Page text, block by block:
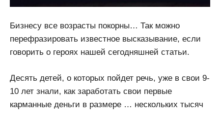
Бизнесу все возрасты покорны… Так можно
перефразировать известное высказывание, если
говорить о героях нашей сегодняшней статьи.
Десять детей, о которых пойдет речь, уже в свои 9-
10 лет знали, как заработать свои первые
карманные деньги в размере … нескольких тысяч